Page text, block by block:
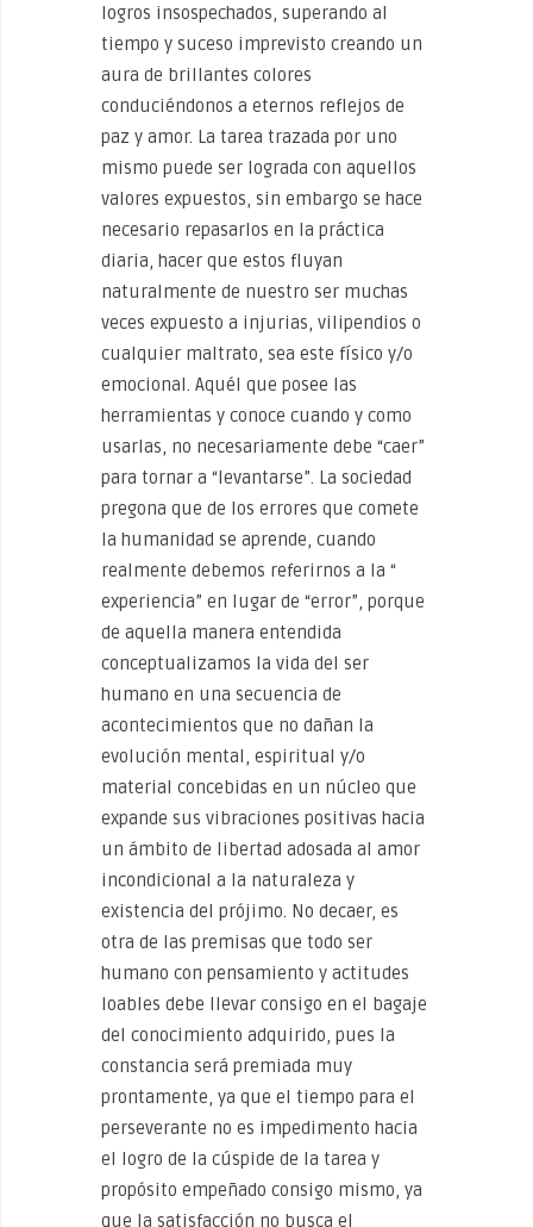
logros insospechados, superando al
tiempo y suceso imprevisto creando un
aura de brillantes colores
conduciéndonos a eternos reflejos de
paz y amor. La tarea trazada por uno
mismo puede ser lograda con aquellos
valores expuestos, sin embargo se hace
necesario repasarlos en la práctica
diaria, hacer que estos fluyan
naturalmente de nuestro ser muchas
veces expuesto a injurias, vilipendios o
cualquier maltrato, sea este físico y/o
emocional. Aquél que posee las
herramientas y conoce cuando y como
usarlas, no necesariamente debe “caer”
para tornar a “levantarse”. La sociedad
pregona que de los errores que comete
la humanidad se aprende, cuando
realmente debemos referirnos a la “
experiencia” en lugar de “error”, porque
de aquella manera entendida
conceptualizamos la vida del ser
humano en una secuencia de
acontecimientos que no dañan la
evolución mental, espiritual y/o
material concebidas en un núcleo que
expande sus vibraciones positivas hacia
un ámbito de libertad adosada al amor
incondicional a la naturaleza y
existencia del prójimo. No decaer, es
otra de las premisas que todo ser
humano con pensamiento y actitudes
loables debe llevar consigo en el bagaje
del conocimiento adquirido, pues la
constancia será premiada muy
prontamente, ya que el tiempo para el
perseverante no es impedimento hacia
el logro de la cúspide de la tarea y
propósito empeñado consigo mismo, ya
que la satisfacción no busca el